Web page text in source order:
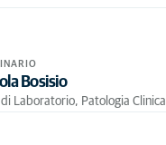
Bosisio
Laboratorio, Patologia Clinica